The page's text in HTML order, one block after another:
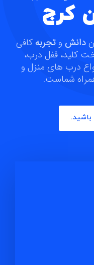
کرج
دانش وتجربهکافی
کلید، قفل درب،
درب های منزل و
شماست.